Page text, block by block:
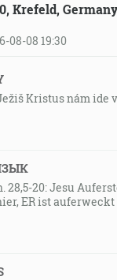
Krefeld,
08-08 19:30
Kristus nám ide
28,5-20: Jesu
ER ist auferweckt